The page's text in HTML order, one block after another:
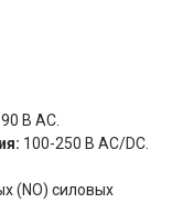
В AC.
100-250 В AC/DC.
(NO) силовых